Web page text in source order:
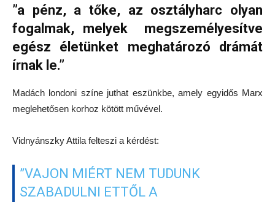
”a pénz, a tőke, az osztályharc olyan
fogalmak, melyek megszemélyesítve
egész életünket meghatározó drámát
írnak le.”
Madách londoni színe juthat eszünkbe, amely egyidős Marx
meglehetősen korhoz kötött művével.
Vidnyánszky Attila felteszi a kérdést:
”VAJON MIÉRT NEM TUDUNK
SZABADULNI ETTŐL A